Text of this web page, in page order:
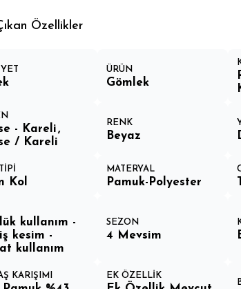
Özellikler
ÜRÜN
Gömlek
- Kareli
/ Kareli
RENK
Beyaz
Kol
MATERYAL
Pamuk-Polyester
kullanım -
kesim -
kullanım
SEZON
4 Mevsim
KARIŞIMI EK ÖZELLİK